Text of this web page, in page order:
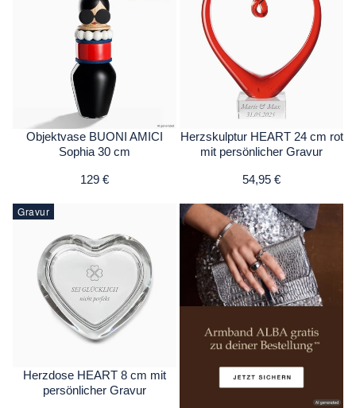
Objektvase BUONI AMICI
Sophia 30 cm
129 €
Herzskulptur HEART 24 cm rot
mit persönlicher Gravur
54,95 €
Gravur
Herzdose HEART 8 cm mit
persönlicher Gravur